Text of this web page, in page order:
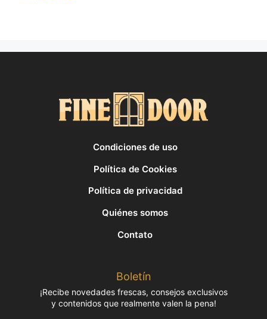
Condiciones de uso
Política de Cookies
Política de privacidad
Quiénes somos
Contato
Boletín
¡Recibe novedades frescas, consejos exclusivos
y contenidos que realmente valen la pena!